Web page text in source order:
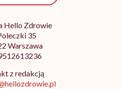
Hello Zdrowie
35
Warszawa
z redakcją